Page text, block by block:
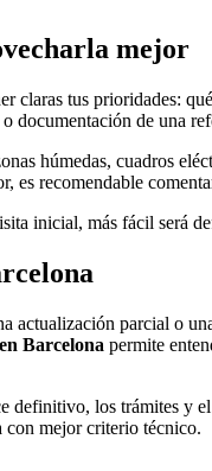
mejor
claras tus prioridades:
documentación de una
húmedas, cuadros
es recomendable
inicial, más fácil será
actualización parcial o
Barcelona permite
definitivo, los trámites y
con mejor criterio técnico.